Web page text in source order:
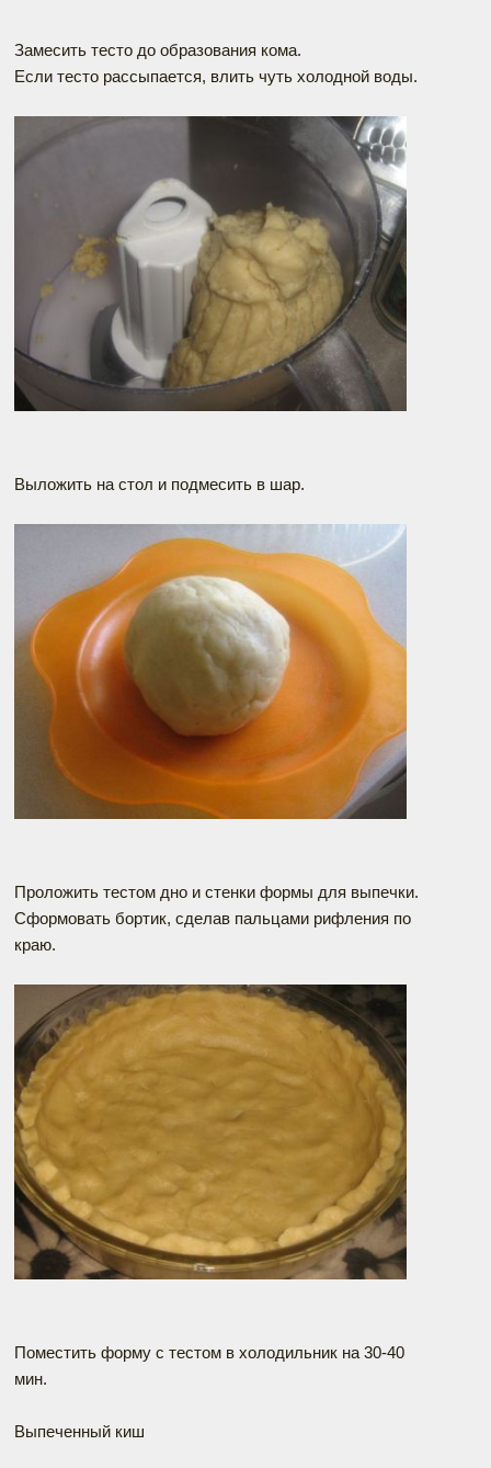
Замесить тесто до образования кома.
Если тесто рассыпается, влить чуть холодной воды.
Выложить на стол и подмесить в шар.
Проложить тестом дно и стенки формы для выпечки.
Сформовать бортик, сделав пальцами рифления по
краю.
Поместить форму с тестом в холодильник на 30-40
мин.
Выпеченный киш